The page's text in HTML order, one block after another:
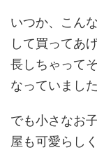
いつか、こん
して買ってあ
長しちゃって
なっていました
でも小さなお
屋も可愛らし